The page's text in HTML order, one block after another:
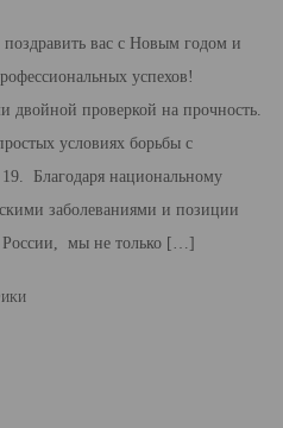
вас с Новым годом и
успехов!
двойной проверкой на прочность.
условиях борьбы с
Благодаря национальному
заболеваниями и позиции
России, мы не только […]